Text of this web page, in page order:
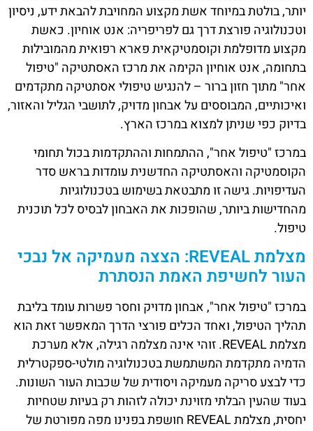
יותר, בולטת במיוחד אשת מקצוע המחויבת להבאת ידע, ניסיון
וטכנולוגיה פורצת דרך גם לפריפריה: אנט אוחיון. כאשת
מקצוע מדופלמת וקוסמטיקאית פארא רפואית מהמובילות
בתחומה, אנט אוחיון הקימה את מרכז האסתטיקה "טיפול
אחר" מתוך חזון ברור – להנגיש טיפולי אסתטיקה מתקדמים
ואיכותיים, המבוססים על אבחון מדויק, לתושבי הגליל והאזור,
בדיוק כפי שניתן למצוא במרכז הארץ.
במרכז "טיפול אחר", ההתמחות וההתקדמות בכול תחומי
הקוסמטיקה והאסתטיקה החדשנית עומדות בראש סדר
העדיפויות. גישה זו מתבטאת בשימוש בטכנולוגיות
מהחדישות ביותר, שהופכות את האבחון לבסיס לכל תוכנית
טיפול.
מצלמת REVEAL: הצצה מעמיקה אל נבכי
העור לחשיפת האמת הנסתרת
במרכז "טיפול אחר", אבחון מדויק וחסר פשרות עומד בליבת
תהליך הטיפול, ואחד הכלים פורצי הדרך המאפשר זאת הוא
מצלמת REVEAL. זוהי אינה מצלמה רגילה, אלא מערכת
הדמיה מתקדמת המשתמשת בטכנולוגיה מולטי-ספקטרלית
כדי לבצע סריקה מעמיקה ויסודית של שכבות העור השונות.
בעוד שהעין הבלתי מזוינת יכולה לזהות רק בעיות שטחיות
יחסית, מצלמת REVEAL חושפת בפנינו מפה מפורטת של